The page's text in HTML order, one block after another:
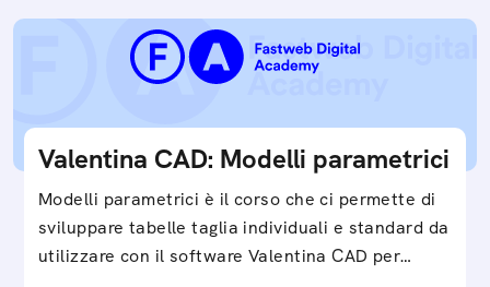
Valentina CAD: Modelli parametrici
Modelli parametrici è il corso che ci permette di
sviluppare tabelle taglia individuali e standard da
utilizzare con il software Valentina CAD per…